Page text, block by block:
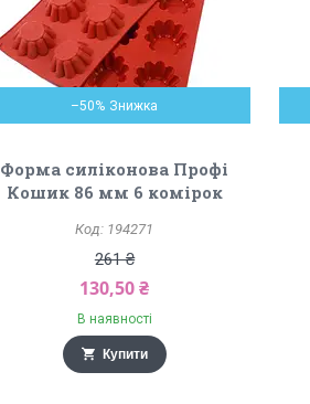
–50%
Форма силіконова Профі
Кошик 86 мм 6 комірок
194271
261 ₴
130,50 ₴
В наявності
Купити